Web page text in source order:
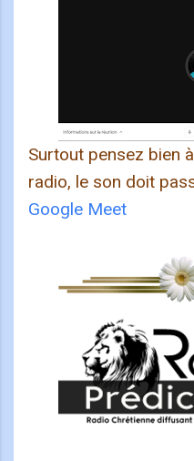
Surtout pensez bien
radio, le son doit
Google Meet